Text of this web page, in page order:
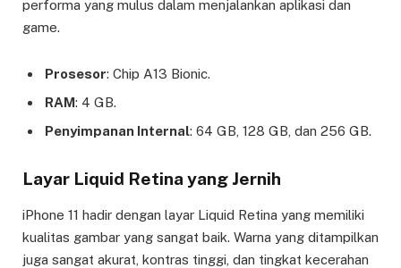
performa yang mulus dalam menjalankan aplikasi dan
game.
Prosesor: Chip A13 Bionic.
RAM: 4 GB.
Penyimpanan Internal: 64 GB, 128 GB, dan 256 GB.
Layar Liquid Retina yang Jernih
iPhone 11 hadir dengan layar Liquid Retina yang memiliki
kualitas gambar yang sangat baik. Warna yang ditampilkan
juga sangat akurat, kontras tinggi, dan tingkat kecerahan